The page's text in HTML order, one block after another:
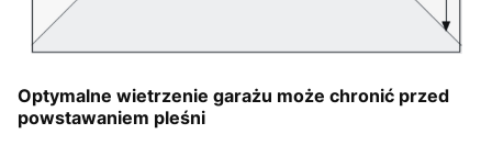
Optymalne wietrzenie garażu może chronić przed
powstawaniem pleśni